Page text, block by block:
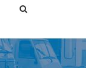
Apri la ricerca